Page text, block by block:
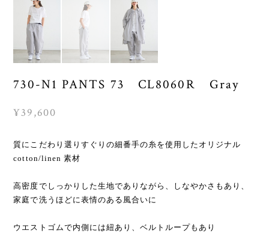
730-N1 PANTS 73 CL8060R Gray
¥39,600
質にこだわり選りすぐりの細番手の糸を使用したオリジナル
cotton/linen 素材
高密度でしっかりした生地でありながら、しなやかさもあり、
家庭で洗うほどに表情のある風合いに
ウエストゴムで内側には紐あり、ベルトループもあり